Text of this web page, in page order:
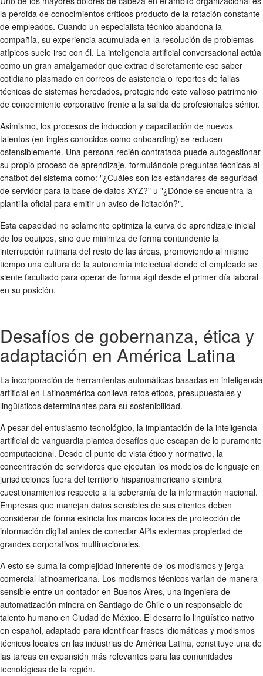
la pérdida de conocimientos críticos producto de la rotación constante
de empleados. Cuando un especialista técnico abandona la
compañía, su experiencia acumulada en la resolución de problemas
atípicos suele irse con él. La inteligencia artificial conversacional actúa
como un gran amalgamador que extrae discretamente ese saber
cotidiano plasmado en correos de asistencia o reportes de fallas
técnicas de sistemas heredados, protegiendo este valioso patrimonio
de conocimiento corporativo frente a la salida de profesionales sénior.
Asimismo, los procesos de inducción y capacitación de nuevos
talentos (en inglés conocidos como onboarding) se reducen
ostensiblemente. Una persona recién contratada puede autogestionar
su propio proceso de aprendizaje, formulándole preguntas técnicas al
chatbot del sistema como: "¿Cuáles son los estándares de seguridad
de servidor para la base de datos XYZ?" u "¿Dónde se encuentra la
plantilla oficial para emitir un aviso de licitación?".
Esta capacidad no solamente optimiza la curva de aprendizaje inicial
de los equipos, sino que minimiza de forma contundente la
interrupción rutinaria del resto de las áreas, promoviendo al mismo
tiempo una cultura de la autonomía intelectual donde el empleado se
siente facultado para operar de forma ágil desde el primer día laboral
en su posición.
Desafíos de gobernanza, ética y
adaptación en América Latina
La incorporación de herramientas automáticas basadas en inteligencia
artificial en Latinoamérica conlleva retos éticos, presupuestales y
lingüísticos determinantes para su sostenibilidad.
A pesar del entusiasmo tecnológico, la implantación de la inteligencia
artificial de vanguardia plantea desafíos que escapan de lo puramente
computacional. Desde el punto de vista ético y normativo, la
concentración de servidores que ejecutan los modelos de lenguaje en
jurisdicciones fuera del territorio hispanoamericano siembra
cuestionamientos respecto a la soberanía de la información nacional.
Empresas que manejan datos sensibles de sus clientes deben
considerar de forma estricta los marcos locales de protección de
información digital antes de conectar APIs externas propiedad de
grandes corporativos multinacionales.
A esto se suma la complejidad inherente de los modismos y jerga
comercial latinoamericana. Los modismos técnicos varían de manera
sensible entre un contador en Buenos Aires, una ingeniera de
automatización minera en Santiago de Chile o un responsable de
talento humano en Ciudad de México. El desarrollo lingüístico nativo
en español, adaptado para identificar frases idiomáticas y modismos
técnicos locales en las industrias de América Latina, constituye una de
las tareas en expansión más relevantes para las comunidades
tecnológicas de la región.